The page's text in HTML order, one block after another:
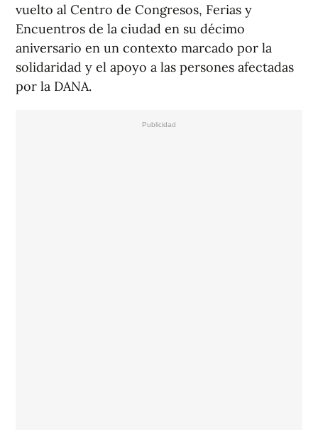
vuelto al Centro de Congresos, Ferias y
Encuentros de la ciudad en su décimo
aniversario en un contexto marcado por la
solidaridad y el apoyo a las persones afectadas
por la DANA.